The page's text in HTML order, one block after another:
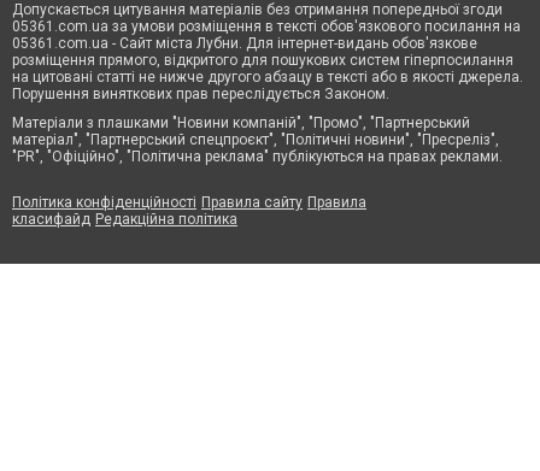
Допускається цитування матеріалів без отримання попередньої згоди
05361.com.ua за умови розміщення в тексті обов'язкового посилання на
05361.com.ua - Сайт міста Лубни. Для інтернет-видань обов'язкове
розміщення прямого, відкритого для пошукових систем гіперпосилання
на цитовані статті не нижче другого абзацу в тексті або в якості джерела.
Порушення виняткових прав переслідується Законом.
Матеріали з плашками "Новини компаній", "Промо", "Партнерський
матеріал", "Партнерський спецпроєкт", "Політичні новини", "Пресреліз",
"PR", "Офіційно", "Політична реклама" публікуються на правах реклами.
Політика конфіденційності Правила сайту Правила
класифайд Редакційна політика